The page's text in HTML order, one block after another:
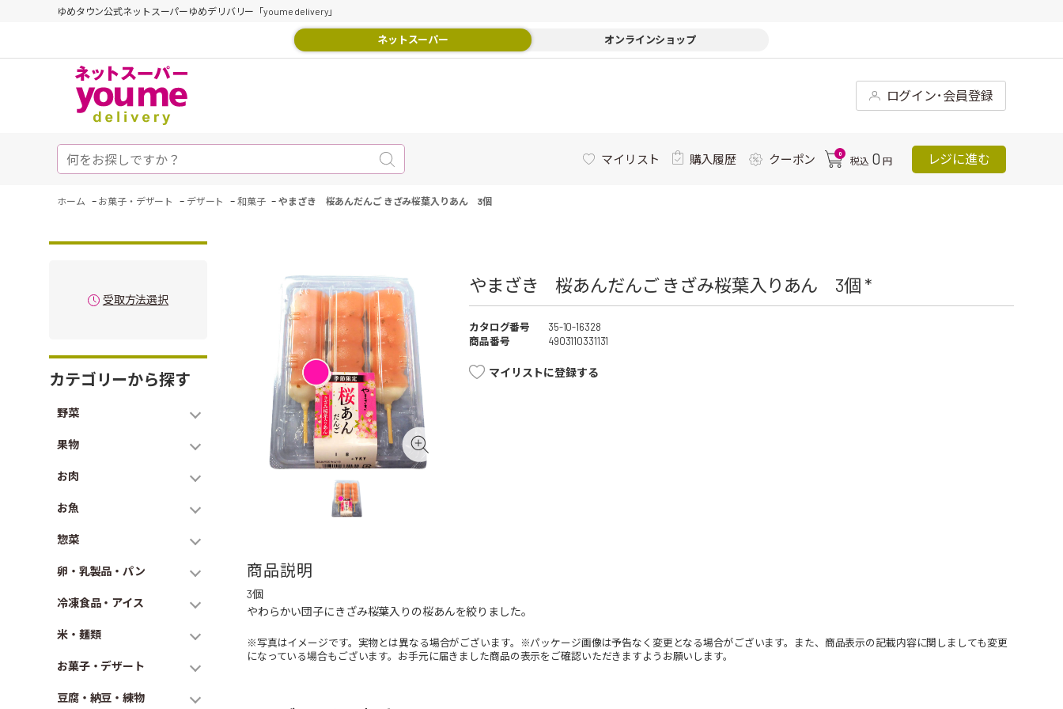
ゆめタウン公式ネットスーパーゆめデリバリー「youme delivery」
ネットスーパー オンラインショップ
ログイン･会員登録
マイリスト 購入履歴 クーポン 0
税込 0 円 レジに進む
ホーム - お菓子・デザート - デザート - 和菓子 -やまざき 桜あんだんご きざみ桜葉入りあん 3個
受取方法選択
カテゴリーから探す
野菜
果物
お肉
お魚
惣菜
卵・乳製品・パン
冷凍食品・アイス
米・麺類
お菓子・デザート
豆腐・納豆・練物
やまざき 桜あんだんご きざみ桜葉入りあん 3個 *
カタログ番号
35-10-16328
商品番号
4903110331131
マイリストに登録する
商品説明
3個
やわらかい団子にきざみ桜葉入りの桜あんを絞りました。
※写真はイメージです。実物とは異なる場合がございます。※パッケージ画像は予告なく変更となる場合がございます。また、商品表示の記載内容に関しましても変更
になっている場合もございます。お手元に届きました商品の表示をご確認いただきますようお願いします。